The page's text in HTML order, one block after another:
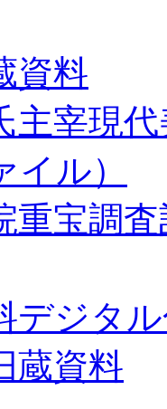
資料
主宰現
イル）
重宝調
デジタ
蔵資料